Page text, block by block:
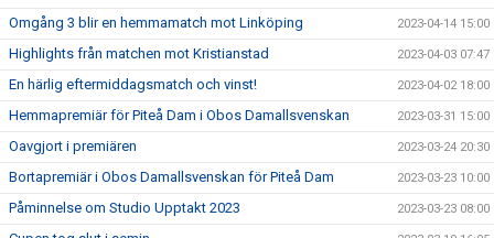
Omgång 3 blir en hemmamatch mot Linköping 2023-04-14 15:00
Highlights från matchen mot Kristianstad 2023-04-03 07:47
En härlig eftermiddagsmatch och vinst! 2023-04-02 18:00
Hemmapremiär för Piteå Dam i Obos Damallsvenskan 2023-03-31 15:00
Oavgjort i premiären 2023-03-24 20:30
Bortapremiär i Obos Damallsvenskan för Piteå Dam 2023-03-23 10:00
Påminnelse om Studio Upptakt 2023 2023-03-23 08:00